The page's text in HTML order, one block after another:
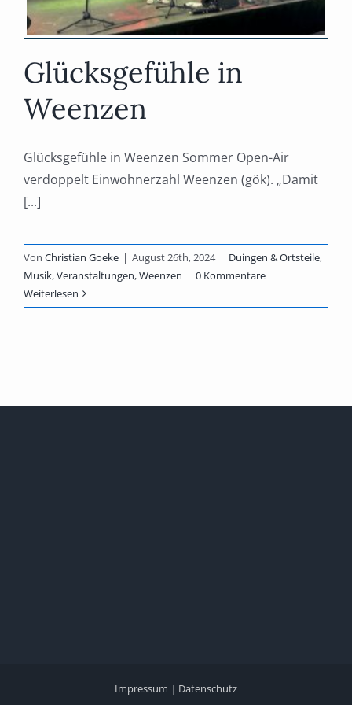
Glücksgefühle in
Weenzen
Glücksgefühle in Weenzen Sommer Open-Air
verdoppelt Einwohnerzahl Weenzen (gök). „Damit
[...]
Von Christian Goeke | August 26th, 2024 | Duingen & Ortsteile,
Musik,Veranstaltungen,Weenzen | 0 Kommentare
Weiterlesen
Impressum | Datenschutz